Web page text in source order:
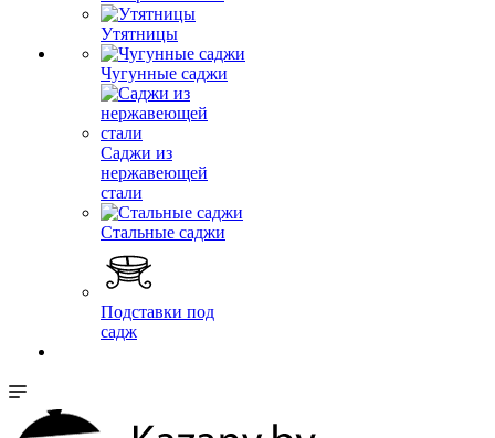
Утятницы
Чугунные саджи
Саджи из
нержавеющей
стали
Стальные саджи
Подставки под
садж